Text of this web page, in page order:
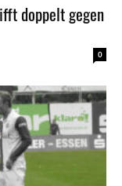
doppelt gegen
0